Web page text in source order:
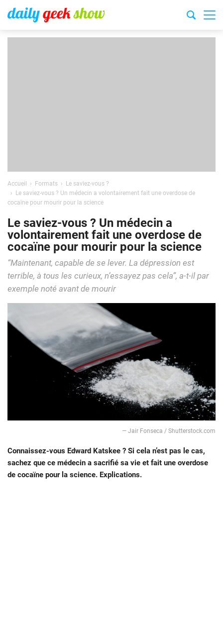
Accueil Formats
Le saviez-vous ?
Le saviez-vous ? Un médecin a volontairement fait une overdose de
cocaïne pour mourir pour la science
Le saviez-vous ? Un médecin a
volontairement fait une overdose de
cocaïne pour mourir pour la science
“Maintenant, capable de se lever. La dépression est
terrible, à tous les curieux, n’essayez pas cela”, a-t-il par
exemple noté avant de mourir
— Jair Fonseca / Shutterstock.com
Connaissez-vous Edward Katskee ? Si cela n’est pas le cas,
sachez que ce médecin a sacrifié sa vie et fait une overdose
de cocaïne pour la science. Explications.